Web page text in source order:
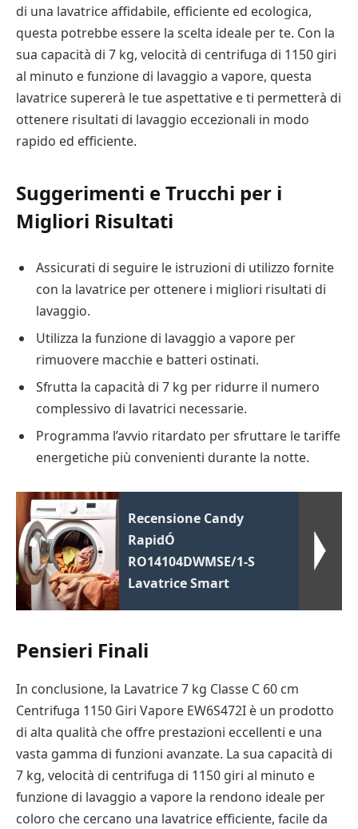
di una lavatrice affidabile, efficiente ed ecologica,
questa potrebbe essere la scelta ideale per te. Con la
sua capacità di 7 kg, velocità di centrifuga di 1150 giri
al minuto e funzione di lavaggio a vapore, questa
lavatrice supererà le tue aspettative e ti permetterà di
ottenere risultati di lavaggio eccezionali in modo
rapido ed efficiente.
Suggerimenti e Trucchi per i
Migliori Risultati
Assicurati di seguire le istruzioni di utilizzo fornite
con la lavatrice per ottenere i migliori risultati di
lavaggio.
Utilizza la funzione di lavaggio a vapore per
rimuovere macchie e batteri ostinati.
Sfrutta la capacità di 7 kg per ridurre il numero
complessivo di lavatrici necessarie.
Programma l’avvio ritardato per sfruttare le tariffe
energetiche più convenienti durante la notte.
Recensione Candy
RapidÓ
RO14104DWMSE/1-S
Lavatrice Smart
Pensieri Finali
In conclusione, la Lavatrice 7 kg Classe C 60 cm
Centrifuga 1150 Giri Vapore EW6S472I è un prodotto
di alta qualità che offre prestazioni eccellenti e una
vasta gamma di funzioni avanzate. La sua capacità di
7 kg, velocità di centrifuga di 1150 giri al minuto e
funzione di lavaggio a vapore la rendono ideale per
coloro che cercano una lavatrice efficiente, facile da